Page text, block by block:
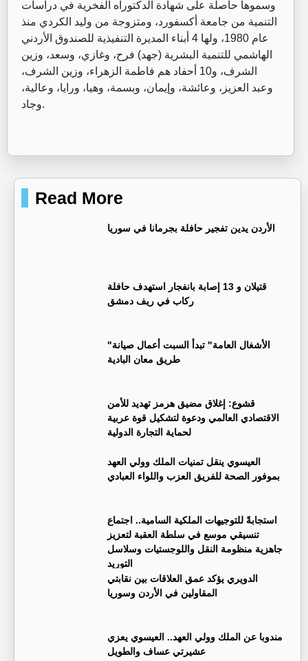
وسموها حاصلة على شهادة الدكتوراه الفخرية في دراسات
التنمية من جامعة أكسفورد، ومتزوجة من وليد الكردي منذ
عام 1980، ولها 4 أبناء المديرة التنفيذية للصندوق الأردني
الهاشمي للتنمية البشرية (جهد) فرح، وغازي، وسعد، وزين
الشرف، و10 أحفاد هم فاطمة الزهراء، وزين الشرف،
وعبد العزيز، وعائشة، وإيمان، وبسمة، وهيا، ورايا، وعالية،
وجاد.
Read More
الأردن يدين تفجير حافلة بجرمانا في سوريا
قتيلان و 13 إصابة بانفجار استهدف حافلة
ركاب في ريف دمشق
"الأشغال العامة" تبدأ السبت أعمال صيانة
طريق معان البادية
قشوع: إغلاق مضيق هرمز تهديد للأمن
الاقتصادي العالمي ودعوة لتشكيل قوة عربية
لحماية التجارة الدولية
العيسوي ينقل تمنيات الملك وولي العهد
بموفور الصحة للفريق العزب واللواء العبادي
استجابةً للتوجيهات الملكية السامية.. اجتماع
تنسيقي موسع في سلطة العقبة لتعزيز
جاهزية منظومة النقل واللوجستيات وسلاسل
التوريد
الدويري يؤكد عمق العلاقات بين نقابتي
المقاولين في الأردن وسوريا
مندوبا عن الملك وولي العهد.. العيسوي يعزي
عشيرتي عساف والطويل